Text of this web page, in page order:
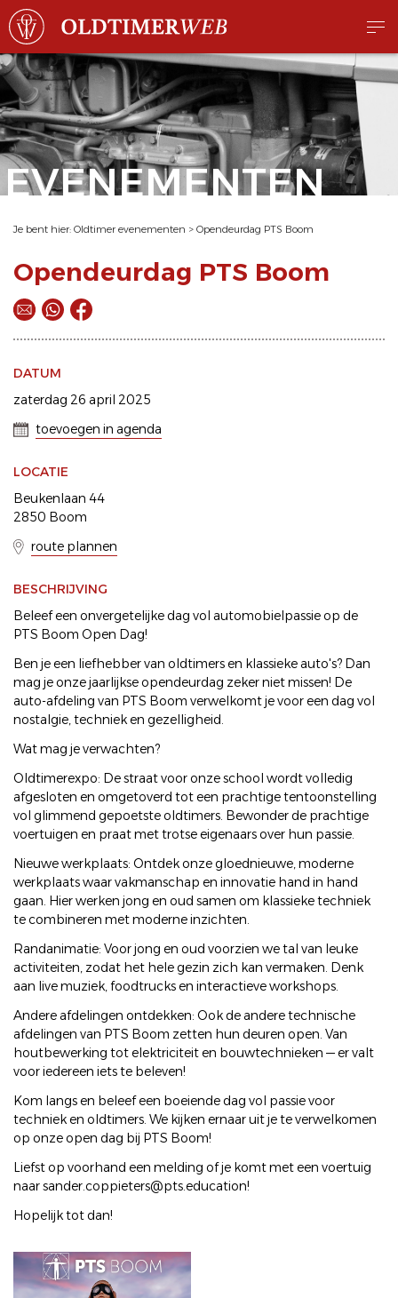
EVENEMENTEN
Je bent hier: Oldtimer evenementen > Opendeurdag PTS Boom
Opendeurdag PTS Boom
DATUM
zaterdag 26 april 2025
toevoegen in agenda
LOCATIE
Beukenlaan 44
2850 Boom
route plannen
BESCHRIJVING
Beleef een onvergetelijke dag vol automobielpassie op de
PTS Boom Open Dag!
Ben je een liefhebber van oldtimers en klassieke auto's? Dan
mag je onze jaarlijkse opendeurdag zeker niet missen! De
auto-afdeling van PTS Boom verwelkomt je voor een dag vol
nostalgie, techniek en gezelligheid.
Wat mag je verwachten?
Oldtimerexpo: De straat voor onze school wordt volledig
afgesloten en omgetoverd tot een prachtige tentoonstelling
vol glimmend gepoetste oldtimers. Bewonder de prachtige
voertuigen en praat met trotse eigenaars over hun passie.
Nieuwe werkplaats: Ontdek onze gloednieuwe, moderne
werkplaats waar vakmanschap en innovatie hand in hand
gaan. Hier werken jong en oud samen om klassieke techniek
te combineren met moderne inzichten.
Randanimatie: Voor jong en oud voorzien we tal van leuke
activiteiten, zodat het hele gezin zich kan vermaken. Denk
aan live muziek, foodtrucks en interactieve workshops.
Andere afdelingen ontdekken: Ook de andere technische
afdelingen van PTS Boom zetten hun deuren open. Van
houtbewerking tot elektriciteit en bouwtechnieken — er valt
voor iedereen iets te beleven!
Kom langs en beleef een boeiende dag vol passie voor
techniek en oldtimers. We kijken ernaar uit je te verwelkomen
op onze open dag bij PTS Boom!
Liefst op voorhand een melding of je komt met een voertuig
naar sander.coppieters@pts.education!
Hopelijk tot dan!